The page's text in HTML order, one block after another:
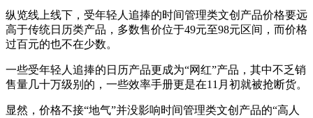
纵览线上线下，受年轻人追捧的时间管理类文创产品价格要远
高于传统日历类产品，多数售价位于49元至98元区间，而价格
过百元的也不在少数。
一些受年轻人追捧的日历产品更成为“网红”产品，其中不乏销
售量几十万级别的，一些效率手册更是在11月初就被抢断货。
显然，价格不接“地气”并没影响时间管理类文创产品的“高人